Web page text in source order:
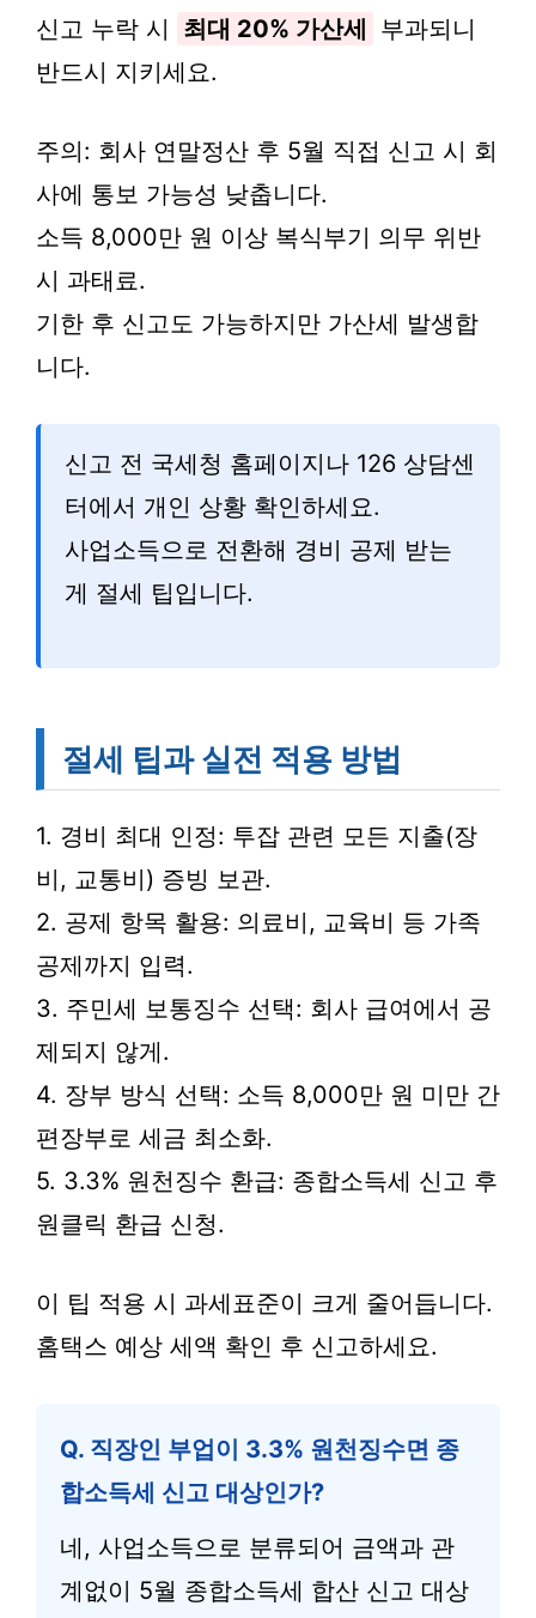
신고 누락 시 최대 20% 가산세 부과되니
반드시 지키세요.
주의: 회사 연말정산 후 5월 직접 신고 시 회
사에 통보 가능성 낮춥니다.
소득 8,000만 원 이상 복식부기 의무 위반
시 과태료.
기한 후 신고도 가능하지만 가산세 발생합
니다.
신고 전 국세청 홈페이지나 126 상담센
터에서 개인 상황 확인하세요.
사업소득으로 전환해 경비 공제 받는
게 절세 팁입니다.
절세 팁과 실전 적용 방법
1. 경비 최대 인정: 투잡 관련 모든 지출(장
비, 교통비) 증빙 보관.
2. 공제 항목 활용: 의료비, 교육비 등 가족
공제까지 입력.
3. 주민세 보통징수 선택: 회사 급여에서 공
제되지 않게.
4. 장부 방식 선택: 소득 8,000만 원 미만 간
편장부로 세금 최소화.
5. 3.3% 원천징수 환급: 종합소득세 신고 후
원클릭 환급 신청.
이 팁 적용 시 과세표준이 크게 줄어듭니다.
홈택스 예상 세액 확인 후 신고하세요.
Q. 직장인 부업이 3.3% 원천징수면 종
합소득세 신고 대상인가?
네, 사업소득으로 분류되어 금액과 관
계없이 5월 종합소득세 합산 신고 대상